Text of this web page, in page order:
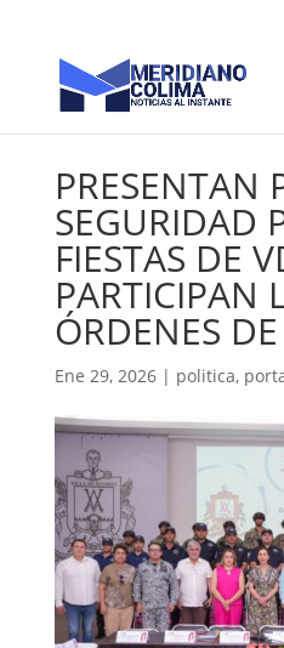
PRESENTAN
SEGURIDAD
FIESTAS DE
PARTICIPAN
ÓRDENES
Ene 29, 2026| politica,